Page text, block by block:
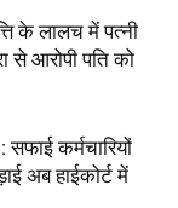
के लालच में पत्नी
से आरोपी पति को
कर्मचारियों
अब हाईकोर्ट में